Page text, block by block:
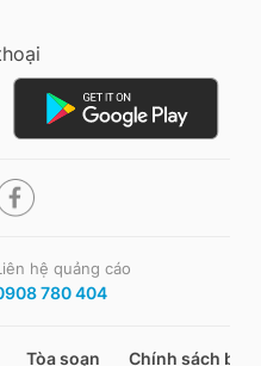
hệ quảng cáo
780 404
Tòa soạn Chính sách bảo